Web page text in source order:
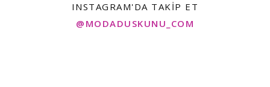
INSTAGRAM'DA TAKIP ET
@MODADUSKUNU_COM